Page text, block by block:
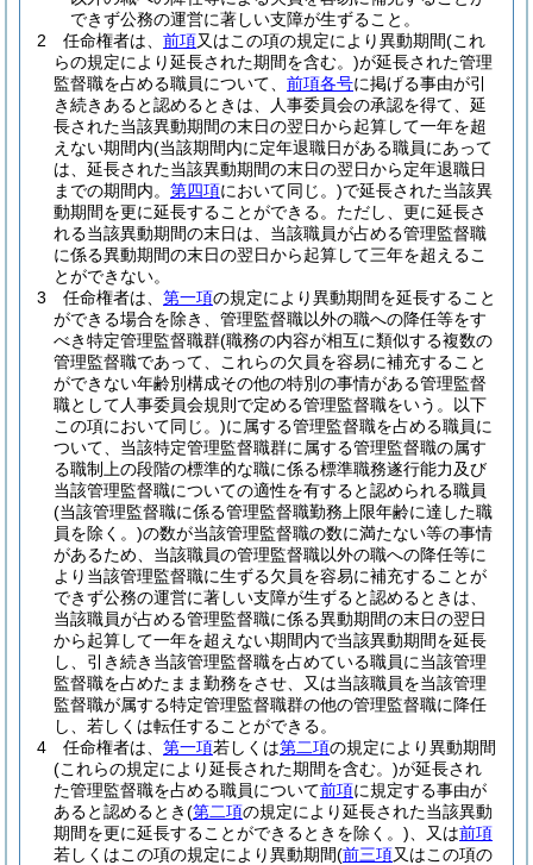
できず公務の運営に著しい支障が生ずること。
2
任命権者は、 前項又はこの項の規定により異動期間(これ
らの規定により延長された期間を含む。)が延長された管理
監督職を占める職員について、 前項各号に掲げる事由が引
き続きあると認めるときは、人事委員会の承認を得て、延
長された当該異動期間の末日の翌日から起算して一年を超
えない期間内(当該期間内に定年退職日がある職員にあって
は、延長された当該異動期間の末日の翌日から定年退職日
までの期間内。 第四項において同じ。)で延長された当該異
動期間を更に延長することができる。 ただし、更に延長さ
れる当該異動期間の末日は、当該職員が占める管理監督職
に係る異動期間の末日の翌日から起算して三年を超えるこ
とができない。
3
任命権者は、 第一項の規定により異動期間を延長すること
ができる場合を除き、管理監督職以外の職への降任等をす
べき特定管理監督職群(職務の内容が相互に類似する複数の
管理監督職であって、これらの欠員を容易に補充すること
ができない年齢別構成その他の特別の事情がある管理監督
職として人事委員会規則で定める管理監督職をいう。以下
この項において同じ。)に属する管理監督職を占める職員に
ついて、当該特定管理監督職群に属する管理監督職の属す
る職制上の段階の標準的な職に係る標準職務遂行能力及び
当該管理監督職についての適性を有すると認められる職員
(当該管理監督職に係る管理監督職勤務上限年齢に達した職
員を除く。)の数が当該管理監督職の数に満たない等の事情
があるため、当該職員の管理監督職以外の職への降任等に
より当該管理監督職に生ずる欠員を容易に補充することが
できず公務の運営に著しい支障が生ずると認めるときは、
当該職員が占める管理監督職に係る異動期間の末日の翌日
から起算して一年を超えない期間内で当該異動期間を延長
し、引き続き当該管理監督職を占めている職員に当該管理
監督職を占めたまま勤務をさせ、又は当該職員を当該管理
監督職が属する特定管理監督職群の他の管理監督職に降任
し、若しくは転任することができる。
4
任命権者は、 第一項若しくは第二項の規定により異動期間
(これらの規定により延長された期間を含む。)が延長され
た管理監督職を占める職員について前項に規定する事由が
あると認めるとき(第二項の規定により延長された当該異動
期間を更に延長することができるときを除く。) 、又は前項
若しくはこの項の規定により異動期間(前三項又はこの項の